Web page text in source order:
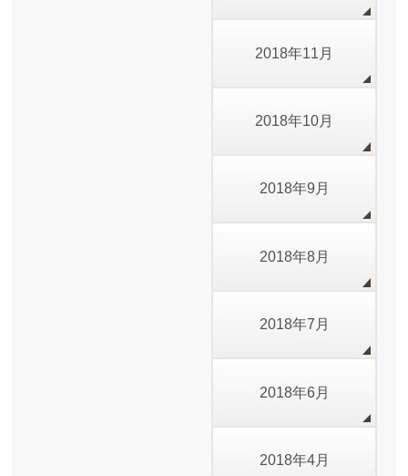
2018年11月
2018年10月
2018年9月
2018年8月
2018年7月
2018年6月
2018年4月